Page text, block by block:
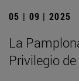
05 | 09 | 2025
La
Privilegio